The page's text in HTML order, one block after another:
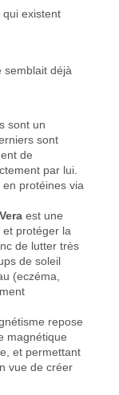
existent
semblait déjà
sont un
sont
de
par lui.
protéines via
est une
protéger la
de lutter très
de soleil
(eczéma,
repose
magnétique
et permettant
vue de créer